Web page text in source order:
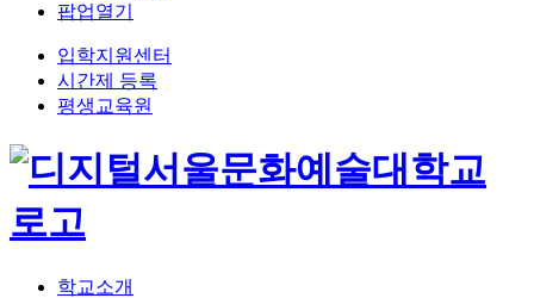
팝업열기
입학지원센터
시간제 등록
평생교육원
학교소개